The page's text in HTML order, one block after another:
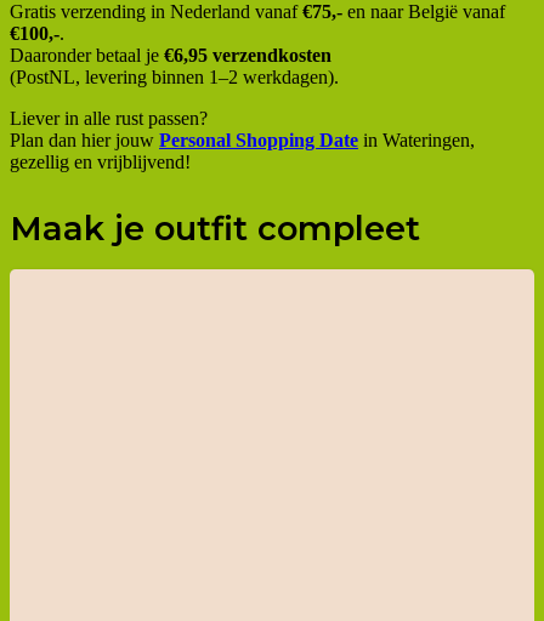
Gratis verzending in Nederland vanaf€75,- en naar België vanaf
€100,-.
Daaronder betaal je €6,95 verzendkosten
(PostNL, levering binnen 1–2 werkdagen).
Liever in alle rust passen?
Plan dan hier jouw Personal Shopping Date in Wateringen,
gezellig en vrijblijvend!
Maak je outfit compleet